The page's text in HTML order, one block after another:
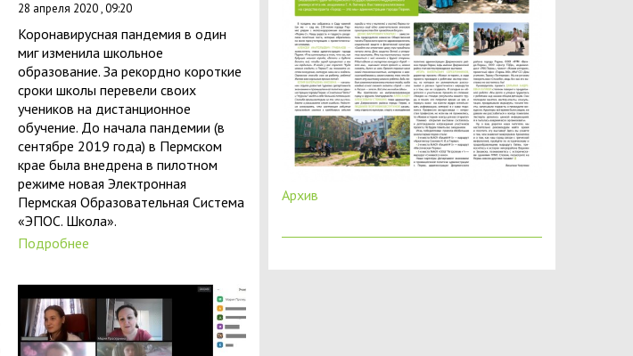
28 апреля 2020 , 09:20
Коронавирусная пандемия в один
миг изменила школьное
образование. За рекордно короткие
сроки школы перевели своих
учеников на дистанционное
обучение. До начала пандемии (в
сентябре 2019 года) в Пермском
крае была внедрена в пилотном
режиме новая Электронная
Пермская Образовательная Система
«ЭПОС. Школа».
Подробнее
Архив